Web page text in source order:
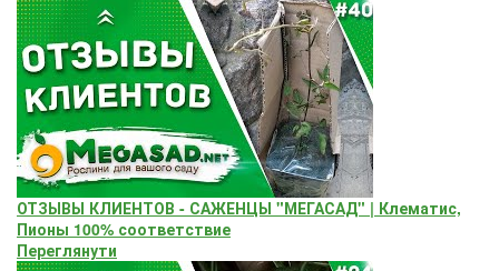
ОТЗЫВЫ КЛИЕНТОВ - САЖЕНЦЫ "МЕГАСАД" | Клематис,
Пионы 100% соответствие
Переглянути